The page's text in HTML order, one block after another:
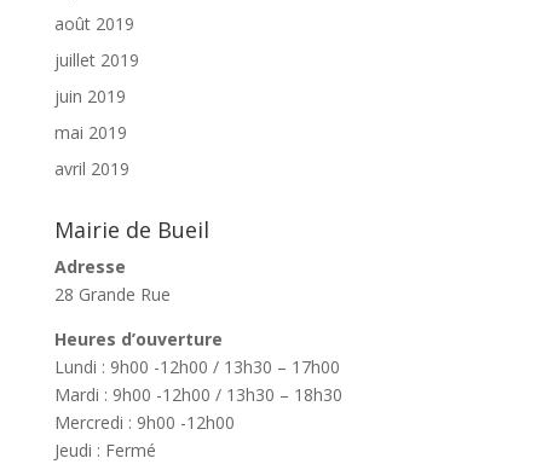
août 2019
juillet 2019
juin 2019
mai 2019
avril 2019
Mairie de Bueil
Adresse
28 Grande Rue
Heures d’ouverture
Lundi : 9h00 -12h00 / 13h30 – 17h00
Mardi : 9h00 -12h00 / 13h30 – 18h30
Mercredi : 9h00 -12h00
Jeudi : Fermé